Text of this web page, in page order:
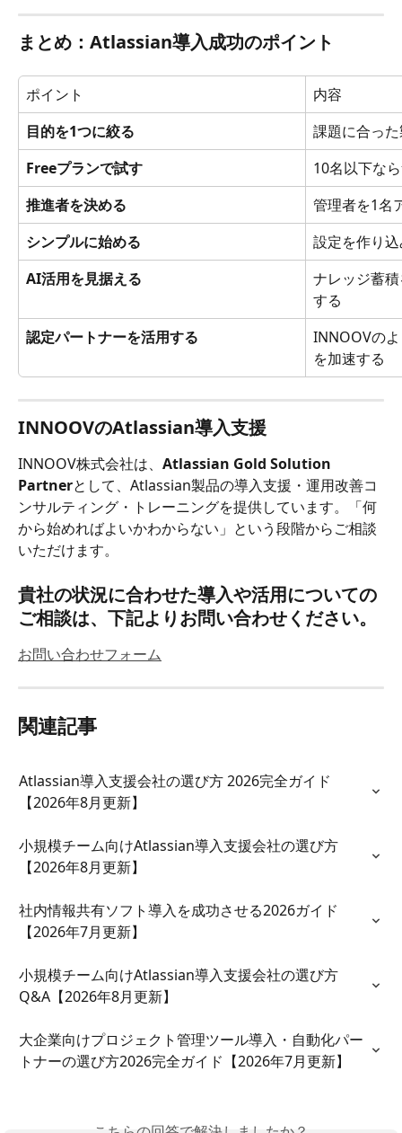
まとめ：Atlassian導入成功のポイント
ポイント
内容
目的を1つに絞る
課題に合っ
Freeプランで試す
10名以下な
推進者を決める
管理者を1名
シンプルに始める
設定を作り
AI活用を見据える
ナレッジ蓄
する
認定パートナーを活用する
INNOOVの
を加速する
INNOOVのAtlassian導入支援
INNOOV株式会社は、 Atlassian Gold Solution
Partnerとして、Atlassian製品の導入支援・運用改善コ
ンサルティング・トレーニングを提供しています。「何
から始めればよいかわからない」という段階からご相談
いただけます。
貴社の状況に合わせた導入や活用についての
ご相談は、下記よりお問い合わせください。
お問い合わせフォーム
関連記事
Atlassian導入支援会社の選び方 2026完全ガイド
【2026年8月更新】
小規模チーム向けAtlassian導入支援会社の選び方
【2026年8月更新】
社内情報共有ソフト導入を成功させる2026ガイド
【2026年7月更新】
小規模チーム向けAtlassian導入支援会社の選び方
Q&A【2026年8月更新】
大企業向けプロジェクト管理ツール導入・自動化パー
トナーの選び方2026完全ガイド【2026年7月更新】